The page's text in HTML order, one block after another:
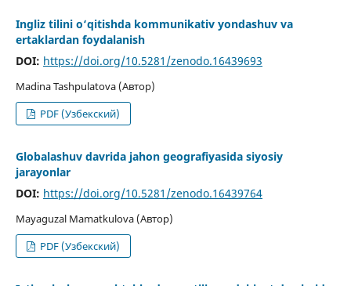
Ingliz tilini o‘qitishda kommunikativ yondashuv va
ertaklardan foydalanish
DOI: https://doi.org/10.5281/zenodo.16439693
Madina Tashpulatova (Автор)
PDF (Узбекский)
Globalashuv davrida jahon geografiyasida siyosiy
jarayonlar
DOI: https://doi.org/10.5281/zenodo.16439764
Mayaguzal Mamatkulova (Автор)
PDF (Узбекский)